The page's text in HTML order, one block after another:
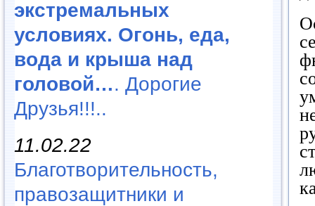
экстремальных
условиях. Огонь, еда,
вода и крыша над
головой…. Дорогие
Друзья!!!..
11.02.22
Благотворительность,
правозащитники и